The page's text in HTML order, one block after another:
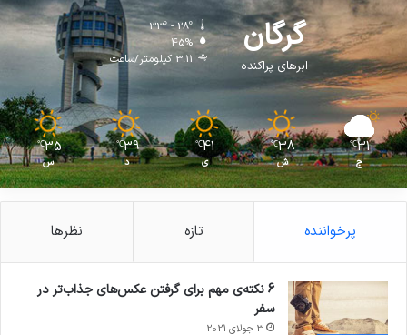
گرگان
ابرهای پراکنده
33º - 28º
45%
3.11 کیلومتر/ساعت
31
℃
ج
38
℃
ش
41
℃
ی
39
℃
د
35
℃
س
پرخواننده تازه نظرها
6 نکته‌ی مهم برای گرفتن عکس‌های جذاب‌تر در
سفر
3 جولای 2021